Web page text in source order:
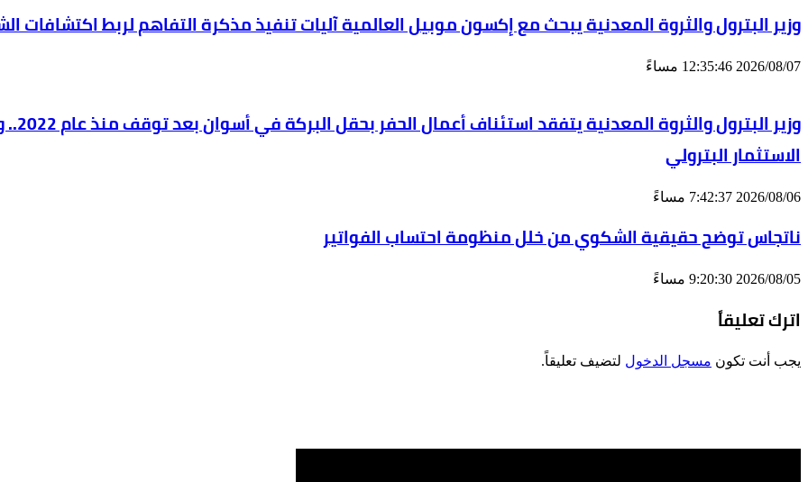
وزير البترول والثروة المعدنية يبحث مع إكسون موبيل العالمية آليات تنفيذ مذكرة التفاهم لربط اكتشافات
2026/08/07 12:35:46 مساءً
الاستثمار البترولي
2026/08/06 7:42:37 مساءً
ناتجاس توضح حقيقية الشكوي من خلل منظومة احتساب الفواتير
2026/08/05 9:20:30 مساءً
اترك تعليقاً
يجب أنت تكون مسجل الدخول لتضيف تعليقاً.